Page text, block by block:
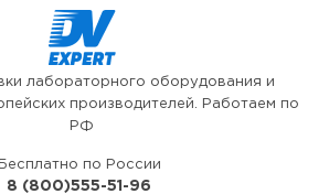
лабораторного оборудования и
производителей. Работаем по
РФ
Бесплатно по России
8 (800)555-51-96